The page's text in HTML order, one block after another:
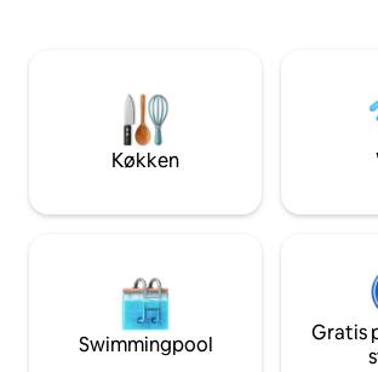
tilbyde vores gæster en uforglemmelig
oplevelse af lokal gæstfrihed. Vi inviterer
dig til at nyde det ved at vælge vores
Køkken
Swimmingpool
Gratis